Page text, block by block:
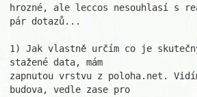
hrozné, ale leccos nesouhlasí s
pár dotazů...
1) Jak vlastně určím co je skutečný
stažené data, mám
zapnutou vrstvu z poloha.net.
budova, vedle zase pro